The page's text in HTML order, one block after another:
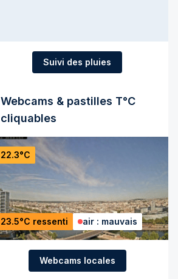
Suivi des pluies
Webcams & pastilles T°C
cliquables
22.3°C
23.5°C ressenti air : mauvais
Webcams locales